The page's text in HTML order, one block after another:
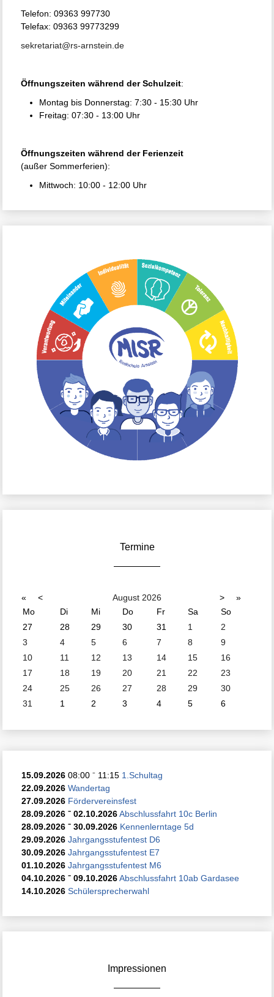
Telefon: 09363 997730
Telefax: 09363 99773299
sekretariat@rs-arnstein.de
Öffnungszeiten während der Schulzeit:
Montag bis Donnerstag: 7:30 - 15:30 Uhr
Freitag: 07:30 - 13:00 Uhr
Öffnungszeiten während der Ferienzeit
(außer Sommerferien):
Mittwoch: 10:00 - 12:00 Uhr
Termine
« < August 2026 >
»
Mo
Di Mi Do Fr Sa
So
27
28 29 30 31 1
2
3
4 5 6 7 8
9
10
11 12 13 14 15
16
17
18 19 20 21 22
23
24
25 26 27 28 29
30
31
1 2 3 4 5 6
15.09.2026 08:00⁻ 11:15 1.Schultag
22.09.2026 Wandertag
27.09.2026 Fördervereinsfest
28.09.2026⁻ 02.10.2026 Abschlussfahrt 10c Berlin
28.09.2026⁻ 30.09.2026 Kennenlerntage 5d
29.09.2026 Jahrgangsstufentest D6
30.09.2026 Jahrgangsstufentest E7
01.10.2026 Jahrgangsstufentest M6
04.10.2026⁻ 09.10.2026 Abschlussfahrt 10ab Gardasee
14.10.2026 Schülersprecherwahl
Impressionen